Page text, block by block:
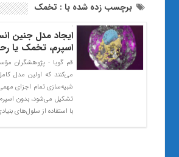
برچسب زده شده با : تخمک
ایجاد مدل جنین
اسپرم، تخمک یا
قم گویا - پژوهشگران
می‌کنند که اولین مدل
شبیه‌سازی تمام اجزای
تشکیل می‌شود، بدون
با استفاده از سلول‌های